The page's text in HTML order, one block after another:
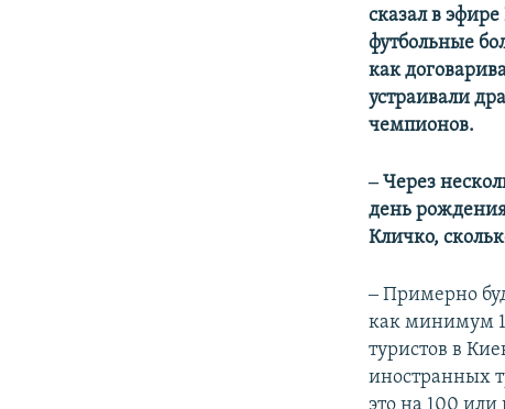
сказал в
футбольные
как
устраивали
чемпионов.
‒​ Через
день
Кличко,
‒ Примерно
как минимум
туристов в
иностранных